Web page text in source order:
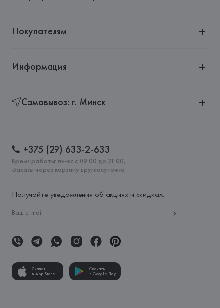
Покупателям
Информация
Самовывоз: г. Минск
+375 (29) 633-2-633
Время работы: пн-вс с 09:00 до 21:00,
Заказы через корзину круглосуточно
Получайте уведомления об акциях и скидках:
Скачать
в App Store
Скачать
в Google Play